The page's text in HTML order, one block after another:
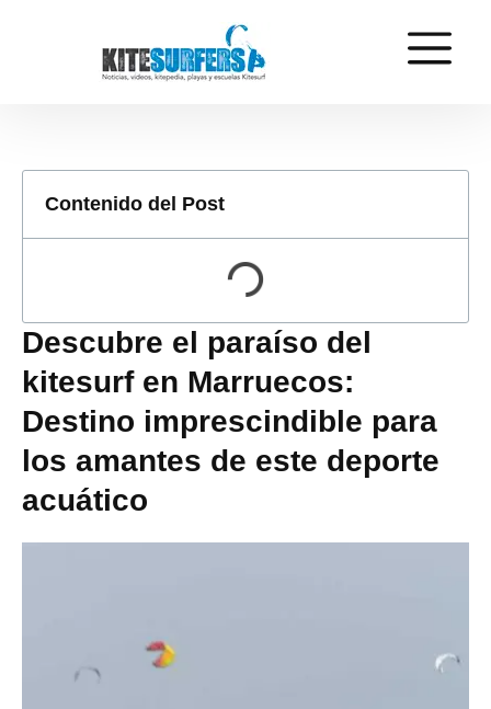
Descubre el paraíso del
kitesurf en Marruecos:
Destino imprescindible para
los amantes de este deporte
acuático
Contenido del Post